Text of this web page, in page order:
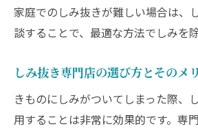
プロ直伝！きものを傷めずに
な方法
プロが実践するしみを消す
ノロジー
きものの質感を保つため
家庭でのしみ抜きが難しい場合は、
談することで、最適な方法でしみを
しみ抜き専門店の選び方とそのメ
きものにしみがついてしまった際、
用することは非常に効果的です。専